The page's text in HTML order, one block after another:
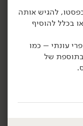
17.90
₪/ יח׳
170 גרם
10.53 ₪ ל-100 גרם
להגיש אותה
בכלל להוסיף
עונתי – כמו
של